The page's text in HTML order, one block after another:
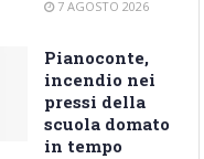
7 AGOSTO 2026
Pianoconte,
incendio nei
pressi della
scuola domato
in tempo